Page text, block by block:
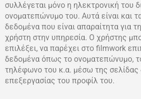
συλλέγεται μόνο η ηλεκτρονική του
ονοματεπώνυμο του. Αυτά είναι και
δεδομένα που είναι απαραίτητα για
χρήστη στην υπηρεσία. Ο χρήστης
επιλέξει, να παρέχει στο filmwork
δεδομένα όπως το ονοματεπώνυμο,
τηλέφωνο του κ.α. μέσω της σελίδας
επεξεργασίας του προφίλ του.